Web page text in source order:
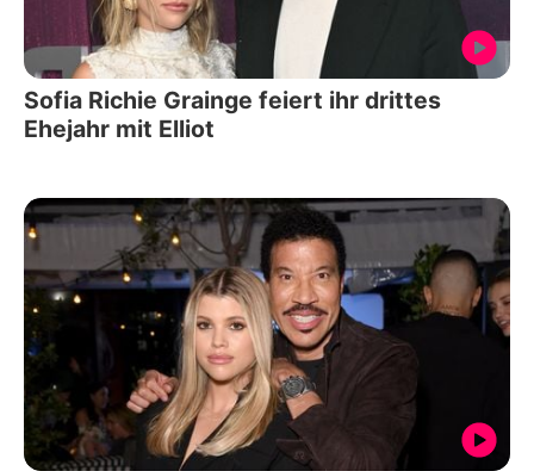
Sofia Richie Grainge feiert ihr drittes
Ehejahr mit Elliot